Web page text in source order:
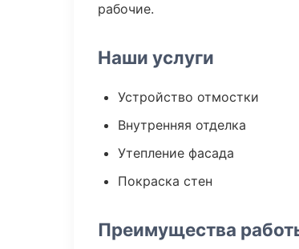
рабочие.
Наши услуги
Устройство отмостки
Внутренняя отделка
Утепление фасада
Покраска стен
Преимущества